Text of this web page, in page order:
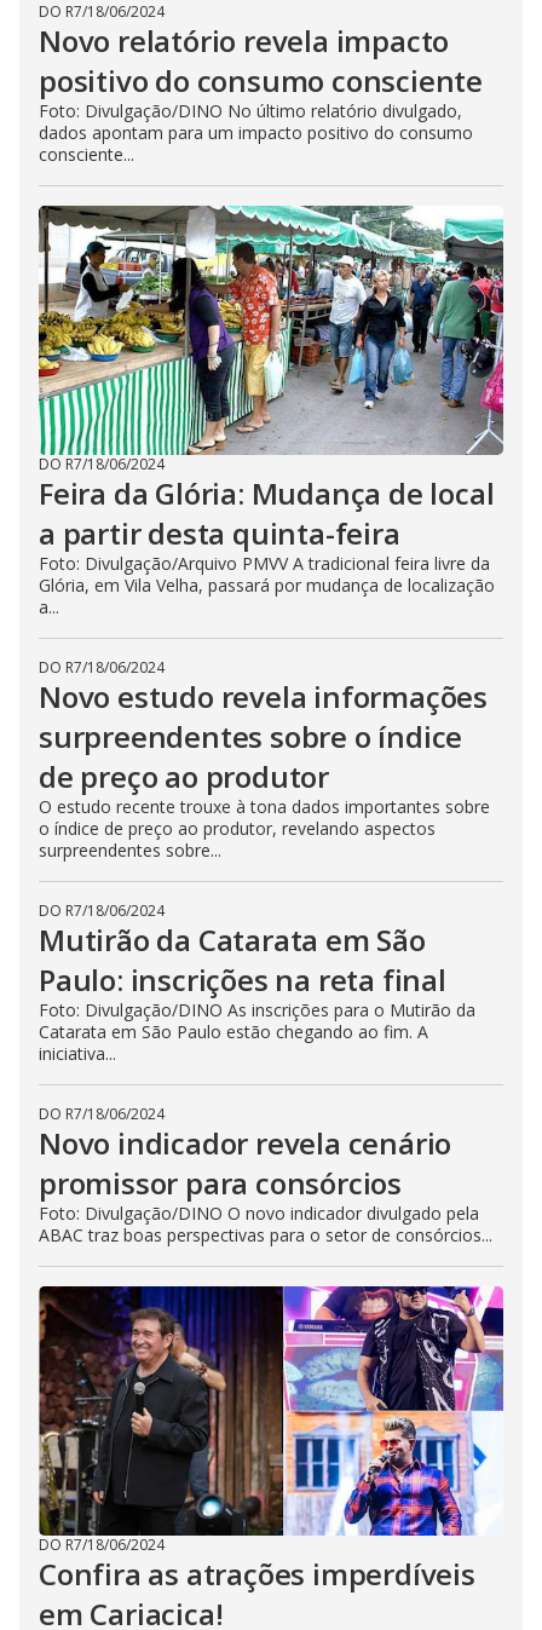
DO R7/18/06/2024
Novo relatório revela impacto
positivo do consumo consciente
Foto: Divulgação/DINO No último relatório divulgado,
dados apontam para um impacto positivo do consumo
consciente...
DO R7/18/06/2024
Feira da Glória: Mudança de local
a partir desta quinta-feira
Foto: Divulgação/Arquivo PMVV A tradicional feira livre da
Glória, em Vila Velha, passará por mudança de localização
a...
DO R7/18/06/2024
Novo estudo revela informações
surpreendentes sobre o índice
de preço ao produtor
O estudo recente trouxe à tona dados importantes sobre
o índice de preço ao produtor, revelando aspectos
surpreendentes sobre...
DO R7/18/06/2024
Mutirão da Catarata em São
Paulo: inscrições na reta final
Foto: Divulgação/DINO As inscrições para o Mutirão da
Catarata em São Paulo estão chegando ao fim. A
iniciativa...
DO R7/18/06/2024
Novo indicador revela cenário
promissor para consórcios
Foto: Divulgação/DINO O novo indicador divulgado pela
ABAC traz boas perspectivas para o setor de consórcios...
DO R7/18/06/2024
Confira as atrações imperdíveis
em Cariacica!